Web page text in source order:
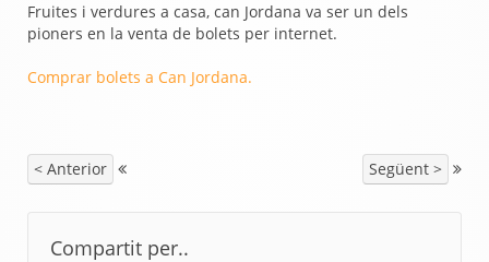
Fruites i verdures a casa, can Jordana va ser un dels
pioners en la venta de bolets per internet.
Comprar bolets a Can Jordana.
< Anterior Següent >
Compartit per..